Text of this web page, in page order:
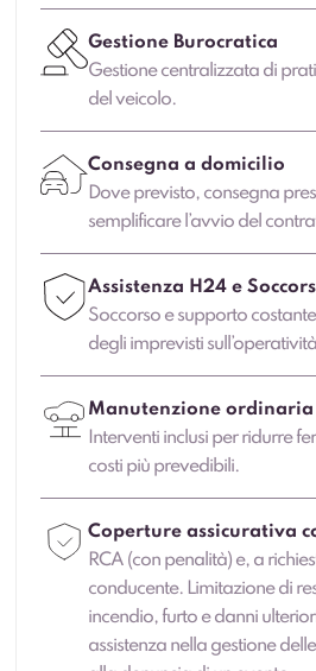
Gestione Burocratica
Gestione centralizzata di
del veicolo.
Consegna a domicilio
Dove previsto, consegna
semplificare l’avvio del
Assistenza H24 e
Soccorso e supporto
degli imprevisti
Manutenzione
Interventi inclusi per ridurre
costi più prevedibili.
Coperture assicurativa
RCA (con penalità) e, a
conducente. Limitazione di
incendio, furto e danni
assistenza nella gestione